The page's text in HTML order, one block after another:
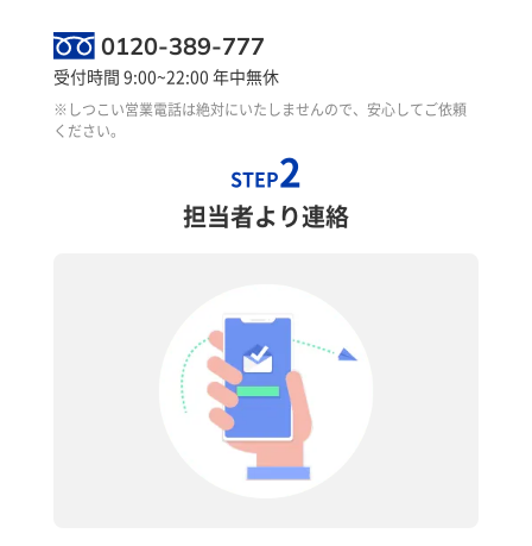
0120-389-777
受付時間 9:00~22:00 年中無休
※しつこい営業電話は絶対にいたしませんので、安心してご依頼
ください。
STEP2
担当者より連絡